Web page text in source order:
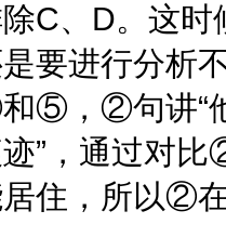
C、D。这
要进行分析
⑤，②句讲“
”，通过对
住，所以②